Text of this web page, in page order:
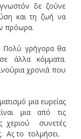
δε ζούνε
και τη ζωή να
πρόωρα.
Πολύ γρήγορα θα
σε άλλα κόμματα.
χρονιά που
μια ευρείας
μια από τις
χεριού συνετές
Ας το τολμήσει.